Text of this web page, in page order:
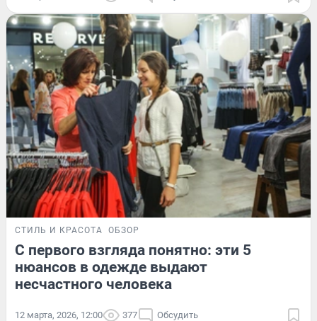
СТИЛЬ И КРАСОТА ОБЗОР
С первого взгляда понятно: эти 5
нюансов в одежде выдают
несчастного человека
12 марта, 2026, 12:00 377 Обсудить